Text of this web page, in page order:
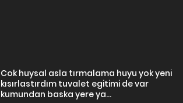
Cok huysal asla tırmalama huyu yok yeni
kısırlastırdım tuvalet egitimi de var
kumundan baska yere ya...